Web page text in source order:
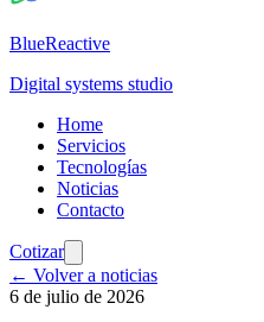
BlueReactive
Digital systems studio
Home
Servicios
Tecnologías
Noticias
Contacto
Cotizar
← Volver a noticias
6 de julio de 2026